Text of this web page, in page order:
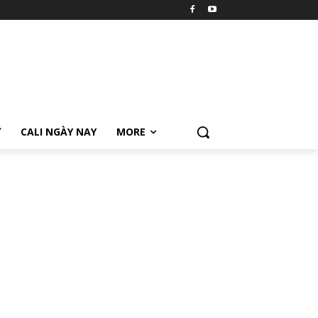
CALI NGÀY NAY MORE